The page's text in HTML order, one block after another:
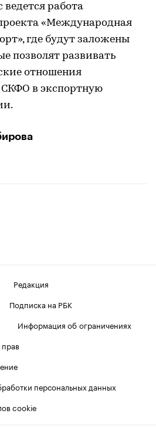
работа
«Международная
где будут заложены
позволят развивать
отношения
СКФО в экспортную
Редакция
Подписка на РБК
Информация об ограничениях
персональных данных
cookie